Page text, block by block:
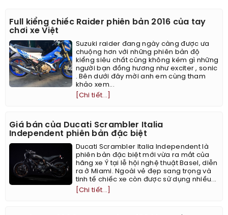
Full kiểng chiếc Raider phiên bản 2016 của tay
chơi xe Việt
Suzuki raider đang ngày càng được ưa
chuộng hơn với những phiên bản độ
kiểng siêu chất cũng không kém gì những
người bạn đồng hương như exciter , sonic
. Bên dưới đây mời anh em cùng tham
khảo xem...
[Chi tiết...]
Giá bán của Ducati Scrambler Italia
Independent phiên bản đặc biệt
Ducati Scrambler Italia Independent là
phiên bản đặc biệt mới vừa ra mắt của
hãng xe Ý tại lễ hội nghệ thuật Basel, diễn
ra ở Miami. Ngoài vẻ đẹp sang trọng và
tinh tế chiếc xe còn được sử dụng nhiều...
[Chi tiết...]